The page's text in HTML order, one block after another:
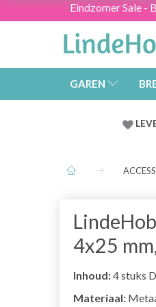
Eindzomer Sale -
GAREN
4x25
Inhoud:4 stuks
Materiaal: